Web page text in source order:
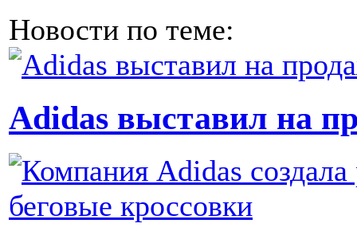
Новости по теме:
Adidas выставил на